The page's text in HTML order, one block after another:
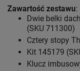
Zawartość zestawu:
Dwie belki
(SKU 711300)
Cztery stopy
Kit 145179
Klucz